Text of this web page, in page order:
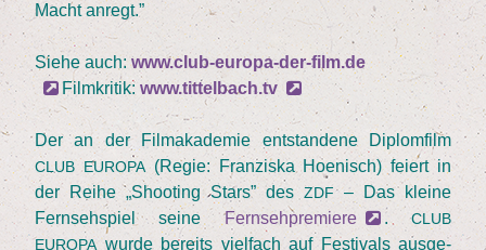
Macht anregt.”
Sie­he auch:www.club-europa-der-film.de
Film­kri­tik: www.tittelbach.tv
Der an der Film­aka­de­mie ent­stan­de­ne Diplom­film
CLUB EUROPA(Regie: Fran­zis­ka Hoe­nisch) fei­ert in
der Rei­he„Shoo­ting Stars” des ZDF– Das klei­ne
Fern­seh­spiel sei­neFern­seh­pre­mie­re .CLUB
EUROPAwur­de bereits viel­fach auf Fes­ti­vals aus­ge­